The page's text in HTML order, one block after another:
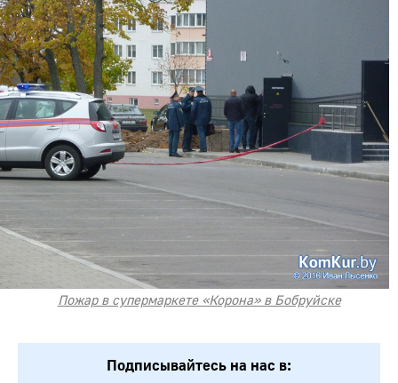
Пожар в супермаркете «Корона» в Бобруйске
Подписывайтесь на нас в: